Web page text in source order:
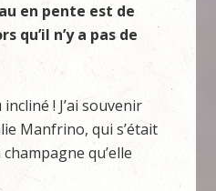
en pente est de
qu’il n’y a pas de
! J’ai souvenir
Manfrino, qui s’était
qu’elle